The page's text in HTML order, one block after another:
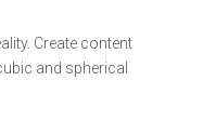
Create content
and spherical